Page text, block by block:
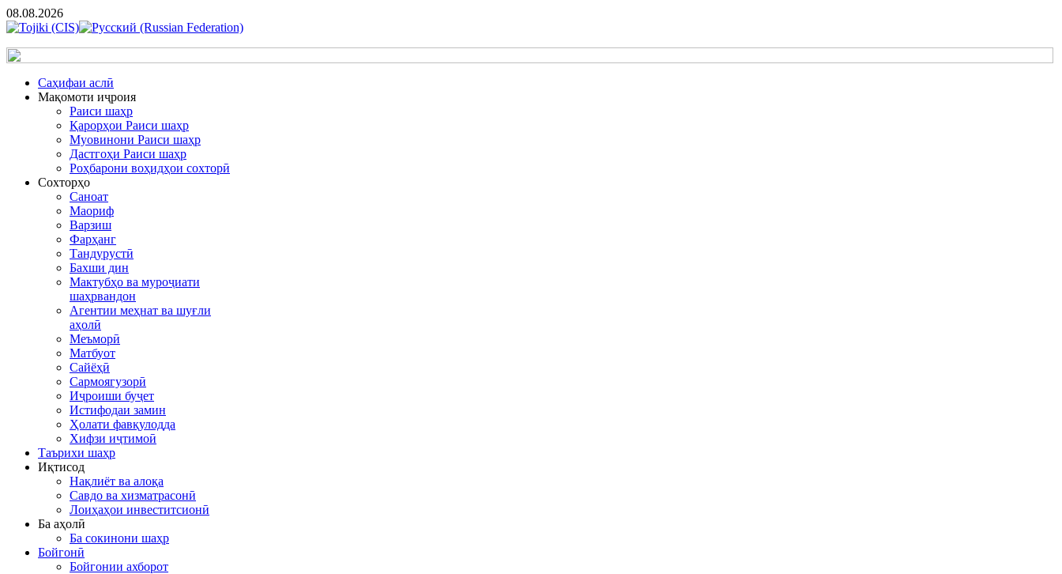
08.08.2026
Cаҳифаи аслӣ
Мақомоти иҷроия
Раиси шаҳр
Қарорҳои Раиси шаҳр
Муовинони Раиси шаҳр
Дастгоҳи Раиси шаҳр
Роҳбарони воҳидҳои сохторӣ
Сохторҳо
Саноат
Маориф
Варзиш
Фарҳанг
Тандурустӣ
Бахши дин
Мактубҳо ва муроҷиати
шаҳрвандон
Агентии меҳнат ва шуғли
аҳолӣ
Меъморӣ
Матбуот
Сайёҳӣ
Сармоягузорӣ
Иҷроиши буҷет
Истифодаи замин
Ҳолати фавқулодда
Хифзи иҷтимоӣ
Таърихи шаҳр
Иқтисод
Нақлиёт ва алоқа
Савдо ва хизматрасонӣ
Лоиҳаҳои инвеститсионӣ
Ба аҳолӣ
Ба сокинони шаҳр
Бойгонӣ
Бойгонии ахборот